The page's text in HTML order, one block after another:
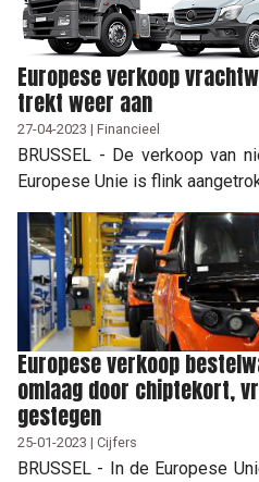
Europese verkoop
trekt weer aan
27-04-2023 | Financieel
BRUSSEL - De verkoop van
Europese Unie is flink
Europese verkoop
omlaag door chiptekort,
gestegen
25-01-2023 | Cijfers
BRUSSEL - In de Europese